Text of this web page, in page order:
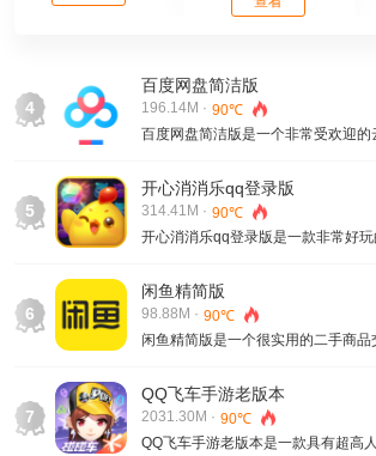
4
百度网盘简洁版
196.14M · 90℃
百度网盘简洁版是一个非常受欢迎的
存储空间，还可以将手机中的各种资
份的。当你开启自动备份之后，网盘
动备份你的通讯录。
5
开心消消乐qq登录版
314.41M · 90℃
开心消消乐qq登录版是一款非常好
动物的头像为元素的，实在是十分可
戏的玩法也是十分简单的，当有三个
相同的小动物头像连在一起，这个时
6
闲鱼精简版
98.88M · 90℃
闲鱼精简版是一个很实用的二手商品
物品的，也可以购买自己所需的商品
手用户想知晓是否需要在线开店这个
实是无需开店的。
7
QQ飞车手游老版本
2031.30M · 90℃
QQ飞车手游老版本是一款具有超高